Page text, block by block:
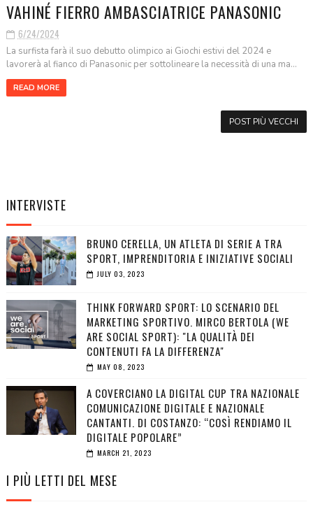
VAHINÉ FIERRO AMBASCIATRICE PANASONIC
6/24/2024
La surfista farà il suo debutto olimpico ai Giochi estivi del 2024 e
lavorerà al fianco di Panasonic per sottolineare la necessità di una ma...
READ MORE
POST PIÙ VECCHI
INTERVISTE
BRUNO CERELLA, UN ATLETA DI SERIE A TRA
SPORT, IMPRENDITORIA E INIZIATIVE SOCIALI
JULY 03, 2023
THINK FORWARD SPORT: LO SCENARIO DEL
MARKETING SPORTIVO. MIRCO BERTOLA (WE
ARE SOCIAL SPORT): "LA QUALITÀ DEI
CONTENUTI FA LA DIFFERENZA"
MAY 08, 2023
A COVERCIANO LA DIGITAL CUP TRA NAZIONALE
COMUNICAZIONE DIGITALE E NAZIONALE
CANTANTI. DI COSTANZO: “COSÌ RENDIAMO IL
DIGITALE POPOLARE”
MARCH 21, 2023
I PIÙ LETTI DEL MESE